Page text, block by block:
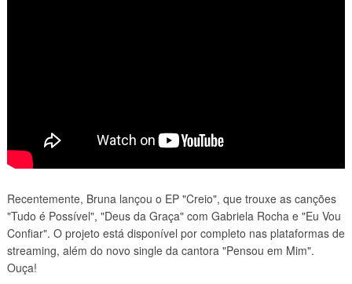
Recentemente, Bruna lançou o EP "Creio", que trouxe as canções
"Tudo é Possível", "Deus da Graça" com Gabriela Rocha e "Eu Vou
Confiar". O projeto está disponível por completo nas plataformas de
streaming, além do novo single da cantora "Pensou em Mim".
Ouça!